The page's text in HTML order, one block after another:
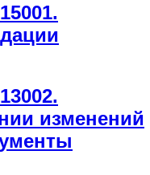
изменений